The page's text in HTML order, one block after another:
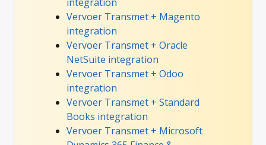
Vervoer Transmet + Magento
integration
Vervoer Transmet + Oracle
NetSuite integration
Vervoer Transmet + Odoo
integration
Vervoer Transmet + Standard
Books integration
Vervoer Transmet + Microsoft